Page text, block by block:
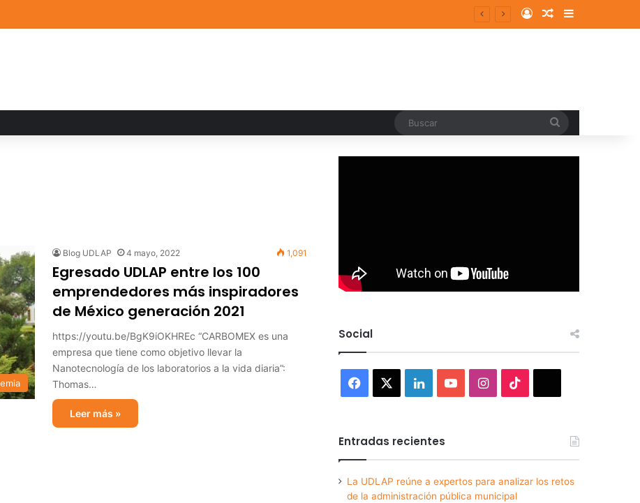
de Arte UDLAP fortalece su acervo con nuevas obras de artistas emergentes y consolidados Log InRandom Article
Sidebar
Blog UDLAP 4 mayo, 2022 1,091
Egresado UDLAP entre los 100
emprendedores más inspiradores
de México generación 2021
https://youtu.be/BgK9iOKHREc “CARBOMEX es una
empresa que tiene como objetivo llevar la
Nanotecnología de los laboratorios a la vida diaria”:
Thomas…
Leer más »
Social
Facebook LinkedInYouTubeInstagram
Entradas recientes
La UDLAP reúne a expertos para analizar los retos
de la administración pública municipal